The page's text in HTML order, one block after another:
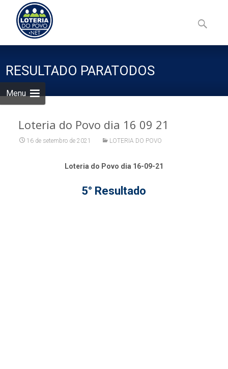
Menu
to
content
por:
RESULTADO PARATODOS
Loteria do Povo dia 16 09 21
16 de setembro de 2021 LOTERIA DO POVO
Loteria do Povo dia 16-09-21
5° Resultado